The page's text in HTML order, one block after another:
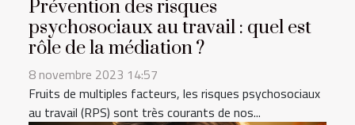
Prévention des risques
psychosociaux au travail : quel est
rôle de la médiation ?
8 novembre 2023 14:57
Fruits de multiples facteurs, les risques psychosociaux
au travail (RPS) sont très courants de nos...